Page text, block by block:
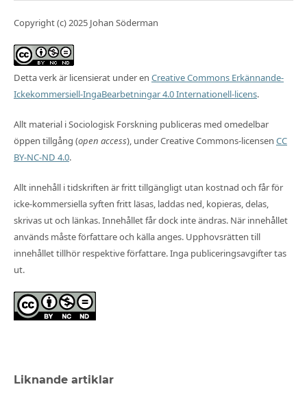
Copyright (c) 2025 Johan Söderman
Detta verk är licensierat under en Creative Commons Erkännande-
Ickekommersiell-IngaBearbetningar 4.0 Internationell-licens.
Allt material i Sociologisk Forskning publiceras med omedelbar
öppen tillgång (open access), under Creative Commons-licensen CC
BY-NC-ND 4.0.
Allt innehåll i tidskriften är fritt tillgängligt utan kostnad och får för
icke-kommersiella syften fritt läsas, laddas ned, kopieras, delas,
skrivas ut och länkas. Innehållet får dock inte ändras. När innehållet
används måste författare och källa anges. Upphovsrätten till
innehållet tillhör respektive författare. Inga publiceringsavgifter tas
ut.
Liknande artiklar